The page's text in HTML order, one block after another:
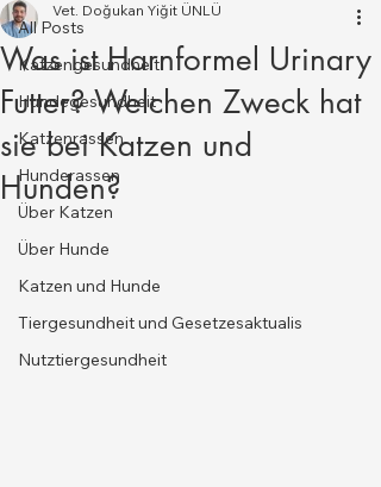
All Posts
Katzengesundheit
Hundegesundheit
Katzenrassen
Hunderassen
Über Katzen
Über Hunde
Katzen und Hunde
Tiergesundheit und Gesetzesaktualis
Nutztiergesundheit
Was ist Harnformel Urinary
Futter? Welchen Zweck hat
sie bei Katzen und
Hunden?
Vet. Doğukan Yiğit ÜNLÜ